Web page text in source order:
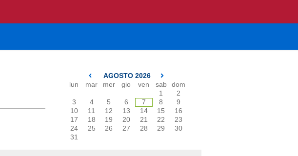
AGOSTO 2026
lun
mar mer gio ven sab
dom
1
2
3
4 5 6 7 8
9
10
11 12 13 14 15
16
17
18 19 20 21 22
23
24
25 26 27 28 29
30
31